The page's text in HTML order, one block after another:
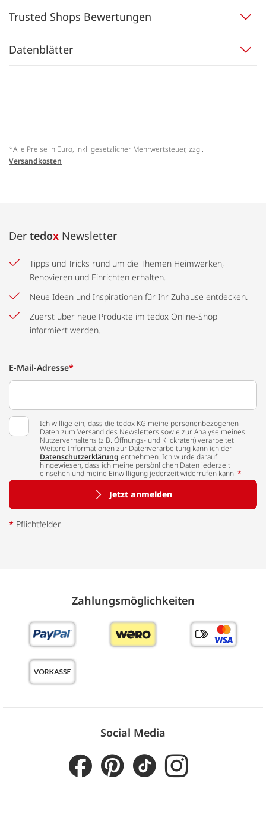
Trusted Shops Bewertungen
Datenblätter
*Alle Preise in Euro, inkl. gesetzlicher Mehrwertsteuer, zzgl.
Versandkosten
Der tedox Newsletter
Tipps und Tricks rund um die Themen Heimwerken,
Renovieren und Einrichten erhalten.
Neue Ideen und Inspirationen für Ihr Zuhause entdecken.
Zuerst über neue Produkte im tedox Online-Shop
informiert werden.
E-Mail-Adresse*
Ich willige ein, dass die tedox KG meine personenbezogenen
Daten zum Versand des Newsletters sowie zur Analyse meines
Nutzerverhaltens (z.B. Öffnungs- und Klickraten) verarbeitet.
Weitere Informationen zur Datenverarbeitung kann ich der
Datenschutzerklärung entnehmen. Ich wurde darauf
hingewiesen, dass ich meine persönlichen Daten jederzeit
einsehen und meine Einwilligung jederzeit widerrufen kann. *
Jetzt anmelden
* Pflichtfelder
Zahlungs­möglich­keiten
Social Media